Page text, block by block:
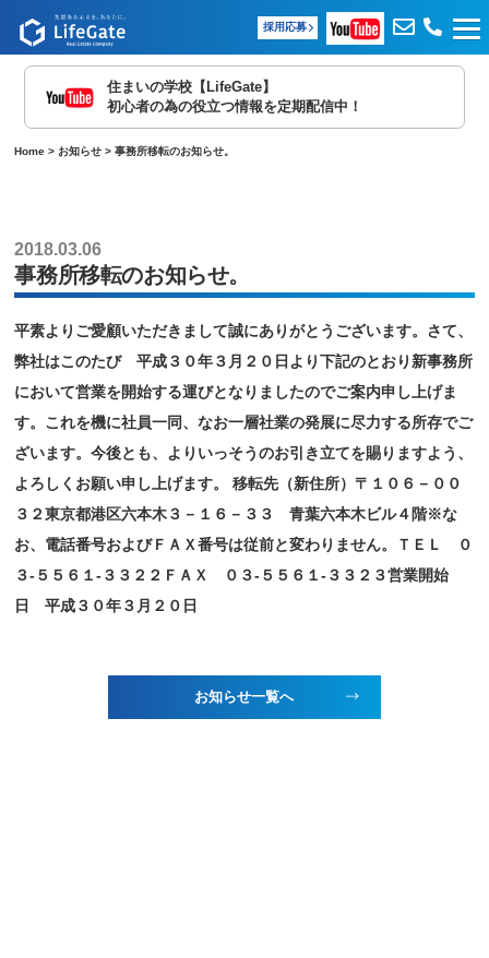
採用応募
住まいの学校【LifeGate】
初心者の為の役立つ情報を定期配信中！
Home >お知らせ >事務所移転のお知らせ。
2018.03.06
事務所移転のお知らせ。
平素よりご愛顧いただきまして誠にありがとうございます。さて、
弊社はこのたび 平成３０年３月２０日より下記のとおり新事務所
において営業を開始する運びとなりましたのでご案内申し上げま
す。これを機に社員一同、なお一層社業の発展に尽力する所存でご
ざいます。今後とも、よりいっそうのお引き立てを賜りますよう、
よろしくお願い申し上げます。 移転先（新住所）〒１０６－００
３２東京都港区六本木３－１６－３３ 青葉六本木ビル４階※な
お、電話番号およびＦＡＸ番号は従前と変わりません。ＴＥＬ ０
３-５５６１-３３２２ＦＡＸ ０３-５５６１-３３２３営業開始
日 平成３０年３月２０日
お知らせ一覧へ